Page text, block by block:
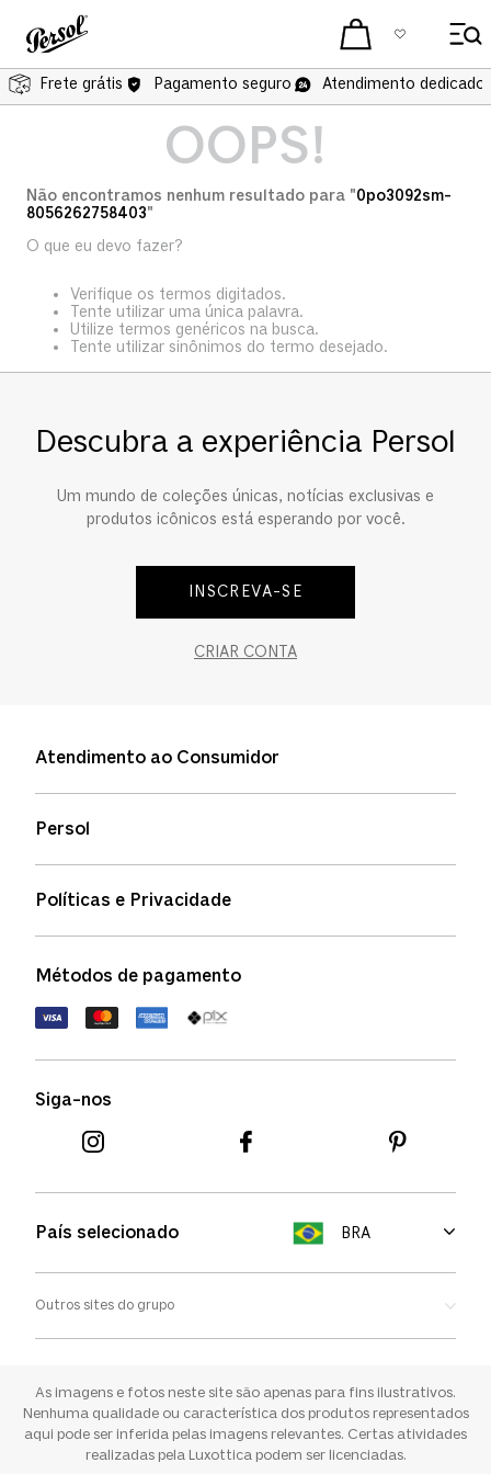
Frete grátis Pagamento seguro Atendimento dedicado
OOPS!
Não encontramos nenhum resultado para "0po3092sm-
8056262758403"
O que eu devo fazer?
Verifique os termos digitados.
Tente utilizar uma única palavra.
Utilize termos genéricos na busca.
Tente utilizar sinônimos do termo desejado.
Descubra a experiência Persol
Um mundo de coleções únicas, notícias exclusivas e
produtos icônicos está esperando por você.
INSCREVA-SE
CRIAR CONTA
Atendimento ao Consumidor
Status de pedidos
Política de garantia
FAQs
Persol
Políticas e Privacidade
Política de devolução
Termos de uso
Métodos de pagamento
Siga-nos
País selecionado BRA
Outros sites do grupo
Ray-ban
Sunglass Hut
As imagens e fotos neste site são apenas para fins ilustrativos.
Nenhuma qualidade ou característica dos produtos representados
aqui pode ser inferida pelas imagens relevantes. Certas atividades
realizadas pela Luxottica podem ser licenciadas.